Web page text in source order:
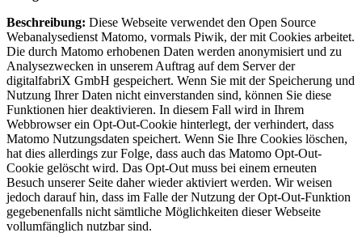
Beschreibung: Diese Webseite verwendet den Open Source
Webanalysedienst Matomo, vormals Piwik, der mit Cookies arbeitet.
Die durch Matomo erhobenen Daten werden anonymisiert und zu
Analysezwecken in unserem Auftrag auf dem Server der
digitalfabriX GmbH gespeichert. Wenn Sie mit der Speicherung und
Nutzung Ihrer Daten nicht einverstanden sind, können Sie diese
Funktionen hier deaktivieren. In diesem Fall wird in Ihrem
Webbrowser ein Opt-Out-Cookie hinterlegt, der verhindert, dass
Matomo Nutzungsdaten speichert. Wenn Sie Ihre Cookies löschen,
hat dies allerdings zur Folge, dass auch das Matomo Opt-Out-
Cookie gelöscht wird. Das Opt-Out muss bei einem erneuten
Besuch unserer Seite daher wieder aktiviert werden. Wir weisen
jedoch darauf hin, dass im Falle der Nutzung der Opt-Out-Funktion
gegebenenfalls nicht sämtliche Möglichkeiten dieser Webseite
vollumfänglich nutzbar sind.